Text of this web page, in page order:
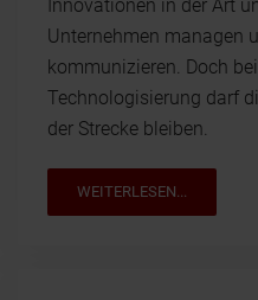
Innovationen in der Art
Unternehmen managen
kommunizieren. Doch
Technologisierung darf
der Strecke bleiben.
WEITERLESEN...